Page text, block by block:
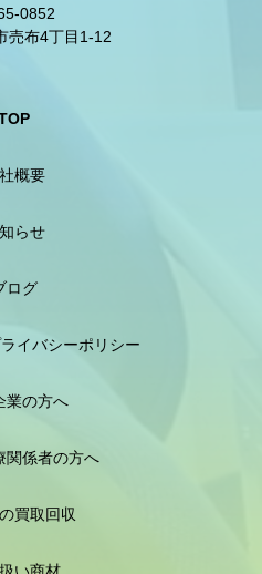
0852
売布4丁目1-12
概要
らせ
ログ
イバシーポリシー
業の方へ
関係者の方へ
買取回収
い商材